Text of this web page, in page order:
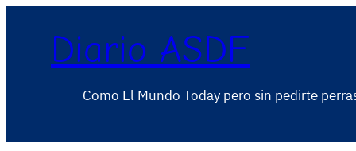
Diario ASDF
Como El Mundo Today pero sin pedirte